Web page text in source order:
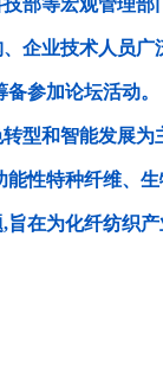
部等宏观管理部
企业技术人员
参加论坛活动。
型和智能发展为
性特种纤维、
在为化纤纺织